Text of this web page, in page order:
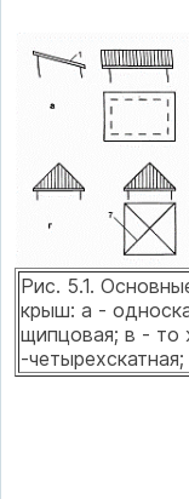
Рис. 5.1.
крыш: а -
щипцовая; в - то
-